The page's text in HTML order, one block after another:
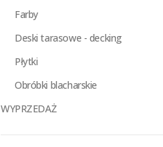
Farby
Deski tarasowe - decking
Płytki
Obróbki blacharskie
WYPRZEDAŻ